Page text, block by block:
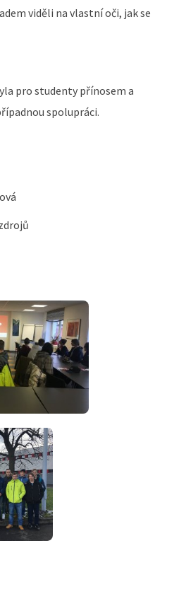
viděli na vlastní oči, jak se
pro studenty přínosem a
spolupráci.